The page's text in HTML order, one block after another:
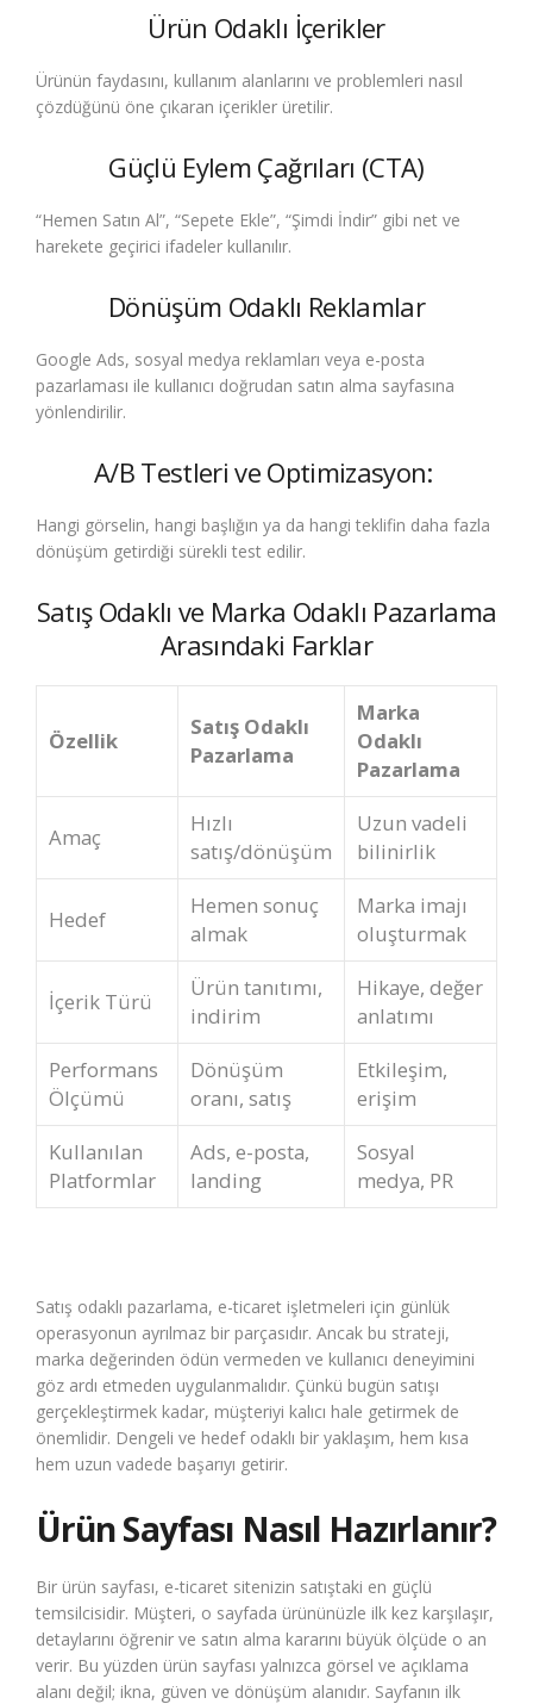
Ürün Odaklı İçerikler
Ürünün faydasını, kullanım alanlarını ve problemleri nasıl
çözdüğünü öne çıkaran içerikler üretilir.
Güçlü Eylem Çağrıları (CTA)
“Hemen Satın Al”, “Sepete Ekle”, “Şimdi İndir” gibi net ve
harekete geçirici ifadeler kullanılır.
Dönüşüm Odaklı Reklamlar
Google Ads, sosyal medya reklamları veya e-posta
pazarlaması ile kullanıcı doğrudan satın alma sayfasına
yönlendirilir.
A/B Testleri ve Optimizasyon:
Hangi görselin, hangi başlığın ya da hangi teklifin daha fazla
dönüşüm getirdiği sürekli test edilir.
Satış Odaklı ve Marka Odaklı Pazarlama
Arasındaki Farklar
Özellik
Satış Odaklı
Pazarlama
Marka
Odaklı
Pazarlama
Amaç
Hızlı
satış/dönüşüm
Uzun vadeli
bilinirlik
Hedef
Hemen sonuç
almak
Marka imajı
oluşturmak
İçerik Türü
Ürün tanıtımı,
indirim
Hikaye, değer
anlatımı
Performans
Ölçümü
Dönüşüm
oranı, satış
Etkileşim,
erişim
Kullanılan
Platformlar
Ads, e-posta,
landing
Sosyal
medya, PR
Satış odaklı pazarlama, e-ticaret işletmeleri için günlük
operasyonun ayrılmaz bir parçasıdır. Ancak bu strateji,
marka değerinden ödün vermeden ve kullanıcı deneyimini
göz ardı etmeden uygulanmalıdır. Çünkü bugün satışı
gerçekleştirmek kadar, müşteriyi kalıcı hale getirmek de
önemlidir. Dengeli ve hedef odaklı bir yaklaşım, hem kısa
hem uzun vadede başarıyı getirir.
Ürün Sayfası Nasıl Hazırlanır?
Bir ürün sayfası, e-ticaret sitenizin satıştaki en güçlü
temsilcisidir. Müşteri, o sayfada ürününüzle ilk kez karşılaşır,
detaylarını öğrenir ve satın alma kararını büyük ölçüde o an
verir. Bu yüzden ürün sayfası yalnızca görsel ve açıklama
alanı değil; ikna, güven ve dönüşüm alanıdır. Sayfanın ilk